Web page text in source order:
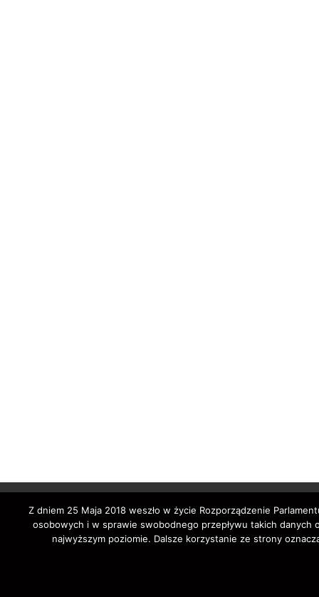
Copyright ©
Z dniem 25 Maja 2018 weszło w życie Rozporządzenie
osobowych i w sprawie swobodnego przepływu takich
najwyższym poziomie. Dalsze korzystanie ze strony